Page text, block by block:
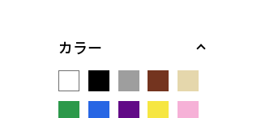
カラー